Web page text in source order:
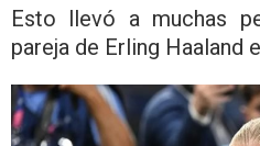
Esto llevó a muchas
pareja de Erling Haaland